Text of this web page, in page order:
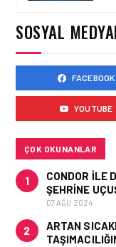
SOSYAL
FACEBOOK
YOUTUBE
ÇOK OKUNANLAR
1
CONDOR ILE
ŞEHRINE
07 AĞU 2024
2
ARTAN